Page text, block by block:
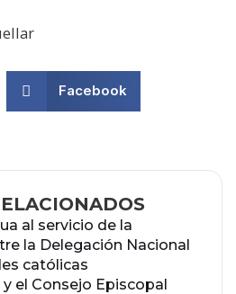
Facebook
al servicio de la
la Delegación Nacional
católicas
el Consejo Episcopal